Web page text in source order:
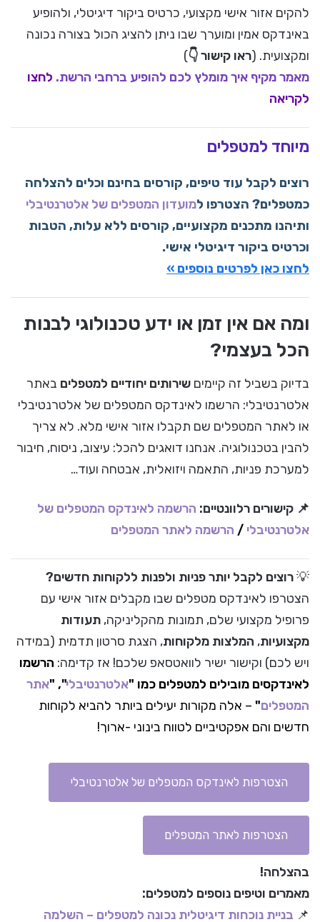
להקים אזור אישי מקצועי, כרטיס ביקור דיגיטלי, ולהופיע
באינדקס אמין ומוערך שבו ניתן להציג הכול בצורה נכונה
ומקצועית. (ראו קישור 👇)
מאמר מקיף איך מומלץ לכם להופיע ברחבי הרשת. לחצו
לקריאה
מיוחד למטפלים
רוצים לקבל עוד טיפים, קורסים בחינם וכלים להצלחה
כמטפלים? הצטרפו למועדון המטפלים של אלטרנטיבלי
ותיהנו מתכנים מקצועיים, קורסים ללא עלות, הטבות
וכרטיס ביקור דיגיטלי אישי.
לחצו כאן לפרטים נוספים »
ומה אם אין זמן או ידע טכנולוגי לבנות
הכל בעצמי?
בדיוק בשביל זה קיימים שירותים יחודיים למטפלים באתר
אלטרנטיבלי: הרשמו לאינדקס המטפלים של אלטרנטיבלי
או לאתר המטפלים שם תקבלו אזור אישי מלא. לא צריך
להבין בטכנולוגיה. אנחנו דואגים להכל: עיצוב, ניסוח, חיבור
למערכת פניות, התאמה ויזואלית, אבטחה ועוד…
📌 קישורים רלוונטיים: הרשמה לאינדקס המטפלים של
אלטרנטיבלי / הרשמה לאתר המטפלים
💡רוצים לקבל יותר פניות ולפנות ללקוחות חדשים?
הצטרפו לאינדקס מטפלים שבו מקבלים אזור אישי עם
פרופיל מקצועי שלם, תמונות מהקליניקה, תעודות
מקצועיות, המלצות מלקוחות, הצגת סרטון תדמית (במידה
ויש לכם) וקישור ישיר לוואטסאפ שלכם! אז קדימה: הרשמו
לאינדקסים מובילים למטפלים כמו "אלטרנטיבלי", "אתר
המטפלים" – אלה מקורות יעילים ביותר להביא לקוחות
חדשים והם אפקטיביים לטווח בינוני -ארוך!
הצטרפות לאינדקס המטפלים של אלטרנטיבלי
הצטרפות לאתר המטפלים
בהצלחה!
מאמרים וטיפים נוספים למטפלים:
📌 בניית נוכחות דיגיטלית נכונה למטפלים – השלמה